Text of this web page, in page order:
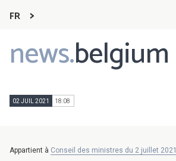
FR
news.belgium
Main
navigation
02 JUIL 2021 18:08
Appartient à Conseil des ministres du 2 juillet 2021